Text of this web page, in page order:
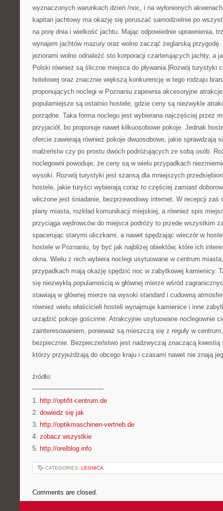
wyznaczonych warunkach dzień /noc, i na wyłonionych
kapitan jachtowy ma okazję się poruszać samodzielnie po
na porę dnia i wielkość jachtu. Mając odpowiednie uprawnienia,
wynajem jachtów mazury oraz wolno zacząć żeglarską
jeziorami wolno odnaleźć sto korporacji czarterujących jachty, a
Polski również są śliczne miejsca do pływania.|Rozwój turystyki
hotelowej oraz znacznie większą konkurencję w tego rodzaju
proponujących noclegi w Poznaniu zapewnia akcesoryjne
popularniejsze są ostatnio hostele, gdzie ceny są niezwykle
porządne. Taka forma noclegu jest wybierana najczęściej przez
przyjaciół, bo proponuje nawet kilkuosobowe pokoje. Jednak
ofercie zawierają również pokoje dwuosobowe, jakie sprawdzają
małżeństw czy po prostu dwóch podróżujących ze sobą osób.
noclegowni powoduje, że ceny są w wielu przypadkach
wysoki. Rozwój turystyki jest szansą dla mniejszych
hostele, jakie turyści wybierają coraz to częściej zamiast
wliczone jest śniadanie, bezprzewodowy internet. W recepcji zaś
plany miasta, rozkład komunikacji miejskiej, a również spis
przyciąga wędrowców do miejsca podróży to przede wszystkim
spacerując starymi uliczkami, a nawet spędzając wieczór w
hostele w Poznaniu, by być jak najbliżej obiektów, które ich
okna. Wielu z nich wybiera noclegi usytuowane w centrum
przypadkach mają okazję spędzić noc w zabytkowej kamienicy.
się niezwykłą popularnością w głównej mierze wśród
stawiają w głównej mierze na wysoki standard i cudowną
również wielu właścicieli hosteli wynajmuje kamienice i inne
urządzić pokoje gościnne. Atrakcyjnie usytuowane noclegownie
zainteresowaniem, ponieważ są mieszczą się z reguły w
bezpiecznie. Bezpieczeństwo jest nadzwyczaj znaczącą kwestią
którzy przyjeżdżają do obcego kraju i czasami nawet nie znają
źródło:
———————————
1. http://optifit-centrum.de
2. dowiedz się jak
3. http://optikmaschinen-vertrieb.de
4. zobacz wszystkie
5. http://orelblog.info
CATEGORIES: LEGNICA
Comments are closed.